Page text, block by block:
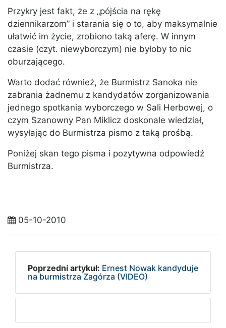
Przykry jest fakt, że z „pójścia na rękę
dziennikarzom” i starania się o to, aby maksymalnie
ułatwić im życie, zrobiono taką aferę. W innym
czasie (czyt. niewyborczym) nie byłoby to nic
oburzającego.
Warto dodać również, że Burmistrz Sanoka nie
zabrania żadnemu z kandydatów zorganizowania
jednego spotkania wyborczego w Sali Herbowej, o
czym Szanowny Pan Miklicz doskonale wiedział,
wysyłając do Burmistrza pismo z taką prośbą.
Poniżej skan tego pisma i pozytywna odpowiedź
Burmistrza.
05-10-2010
Poprzedni artykuł: Ernest Nowak kandyduje
na burmistrza Zagórza (VIDEO)